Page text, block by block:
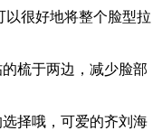
以很好地将整个脸型拉
梳于两边，减少脸部
择哦，可爱的齐刘海